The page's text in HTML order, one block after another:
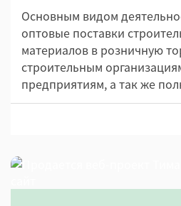
Основным видом
оптовые поставки
материалов в розничную
строительным
предприятиям, а так же